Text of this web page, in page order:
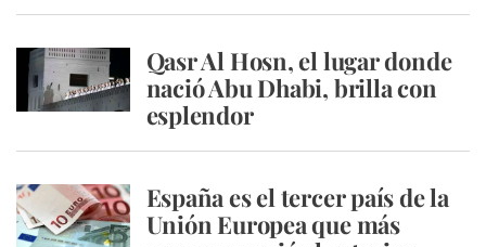
Qasr Al Hosn, el lugar donde
nació Abu Dhabi, brilla con
esplendor
España es el tercer país de la
Unión Europea que más